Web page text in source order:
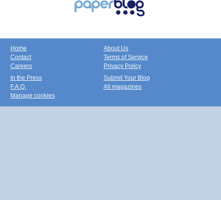
Home
Contact
Careers
About Us
Terms of Service
Privacy Policy
In the Press
F.A.Q.
Manage cookies
Submit Your Blog
All magazines